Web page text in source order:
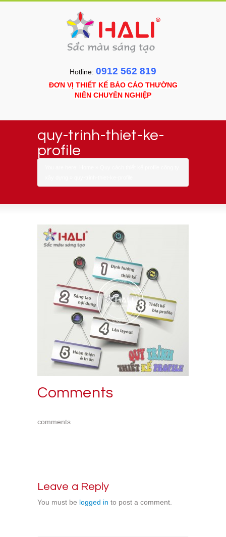
Hotline: 0912 562 819
ĐƠN VỊ THIẾT KẾ BÁO CÁO THƯỜNG
NIÊN CHUYÊN NGHIỆP
quy-trinh-thiet-ke-
profile
Comments
comments
Leave a Reply
You must be logged in to post a comment.